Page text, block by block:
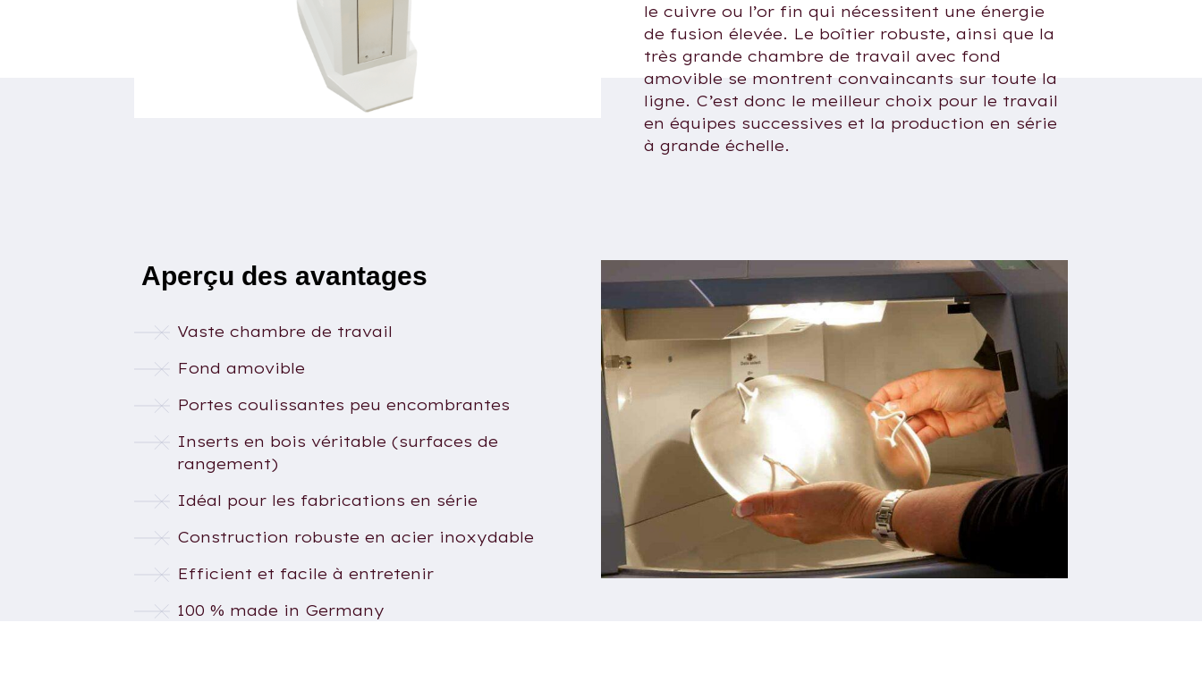
le cuivre ou l’or fin qui nécessitent une énergie
de fusion élevée. Le boîtier robuste, ainsi que la
très grande chambre de travail avec fond
amovible se montrent convaincants sur toute la
ligne. C’est donc le meilleur choix pour le travail
en équipes successives et la production en série
à grande échelle.
Aperçu des avantages
Vaste chambre de travail
Fond amovible
Portes coulissantes peu encombrantes
Inserts en bois véritable (surfaces de
rangement)
Idéal pour les fabrications en série
Construction robuste en acier inoxydable
Efficient et facile à entretenir
100 % made in Germany